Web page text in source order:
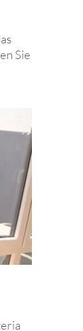
Sie